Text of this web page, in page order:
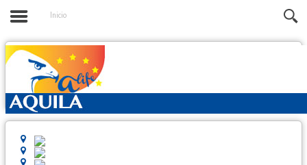
Inicio